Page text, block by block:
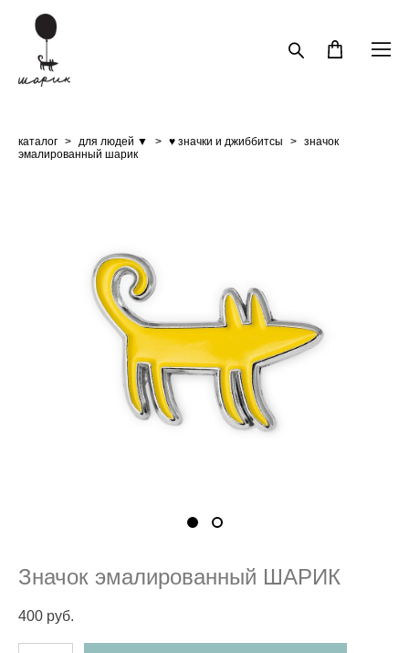
каталог > для людей ▼ > ♥ значки и джиббитсы > значок
эмалированный шарик
Значок эмалированный ШАРИК
400 pуб.